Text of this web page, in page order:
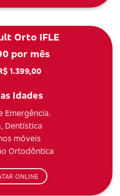
Orto IFLE
por mês
1.399,00
Idades
Emergência.
Dentística
móveis
Ortodôntica
ONLINE